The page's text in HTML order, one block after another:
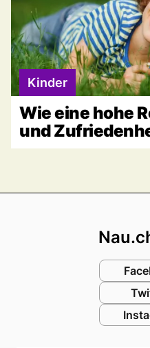
Kinder
Wie eine hohe
und